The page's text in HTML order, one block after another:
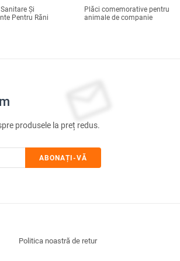
Și
Pentru Răni
Plăci comemorative pentru
animale de companie
produsele la preț redus.
ABONAȚI-VĂ
Politica noastră de retur